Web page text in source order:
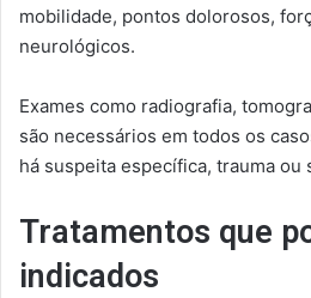
mobilidade, pontos dolorosos,
neurológicos.
Exames como radiografia,
são necessários em todos os
há suspeita específica, trauma ou
Tratamentos que
indicados